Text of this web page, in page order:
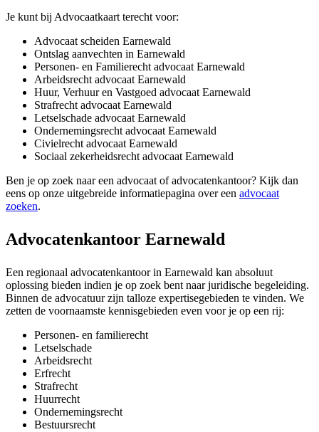
Je kunt bij Advocaatkaart terecht voor:
Advocaat scheiden Earnewald
Ontslag aanvechten in Earnewald
Personen- en Familierecht advocaat Earnewald
Arbeidsrecht advocaat Earnewald
Huur, Verhuur en Vastgoed advocaat Earnewald
Strafrecht advocaat Earnewald
Letselschade advocaat Earnewald
Ondernemingsrecht advocaat Earnewald
Civielrecht advocaat Earnewald
Sociaal zekerheidsrecht advocaat Earnewald
Ben je op zoek naar een advocaat of advocatenkantoor? Kijk dan
eens op onze uitgebreide informatiepagina over een advocaat
zoeken.
Advocatenkantoor Earnewald
Een regionaal advocatenkantoor in Earnewald kan absoluut
oplossing bieden indien je op zoek bent naar juridische begeleiding.
Binnen de advocatuur zijn talloze expertisegebieden te vinden. We
zetten de voornaamste kennisgebieden even voor je op een rij:
Personen- en familierecht
Letselschade
Arbeidsrecht
Erfrecht
Strafrecht
Huurrecht
Ondernemingsrecht
Bestuursrecht